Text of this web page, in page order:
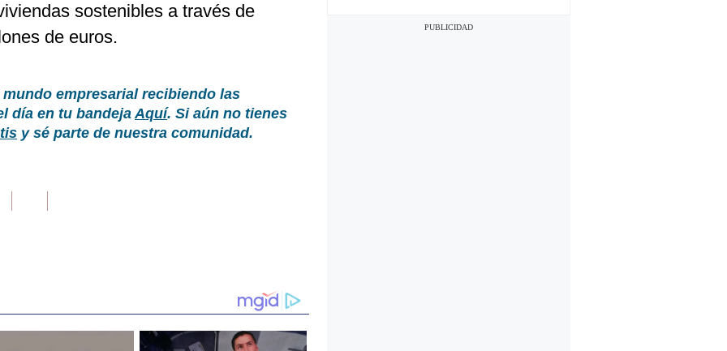
sostenibles a través de
de euros.
empresarial recibiendo las
día en tu bandejaAquí. Si aún no tienes
y sé parte de nuestra comunidad.